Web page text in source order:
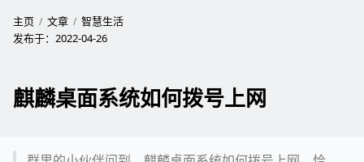
主页 文章
智慧生活
发布于： 2022-04-26
麒麟桌面系统如何拨号上网